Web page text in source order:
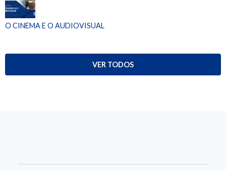
O CINEMA E O AUDIOVISUAL
VER TODOS